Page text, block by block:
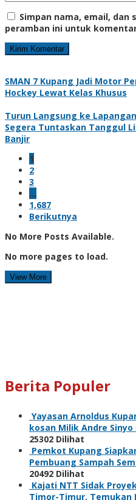
Simpan nama, email, dan
peramban ini untuk
SMAN 7 Kupang Jadi Motor
Hockey Lewat Kelas Khusus
Turun Langsung ke
Segera Tuntaskan Tanggul
Banjir
1
2
3
…
1,687
Berikutnya
No More Posts Available.
No more pages to load.
View More
Berita Populer
Yayasan Arnoldus
kosan Milik Andre
25302 Dilihat
Pemkot Kupang
Pembuang Sampah
20492 Dilihat
Kajati NTT Sidak
Timor-Timur, Temukan